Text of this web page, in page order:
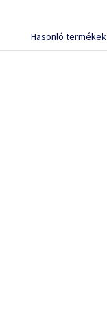
Hasonló termékek